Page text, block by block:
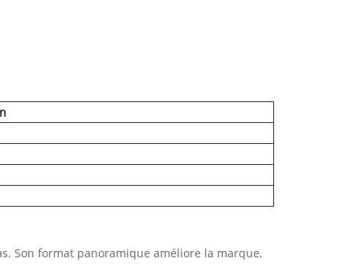
Son format panoramique améliore la marque,